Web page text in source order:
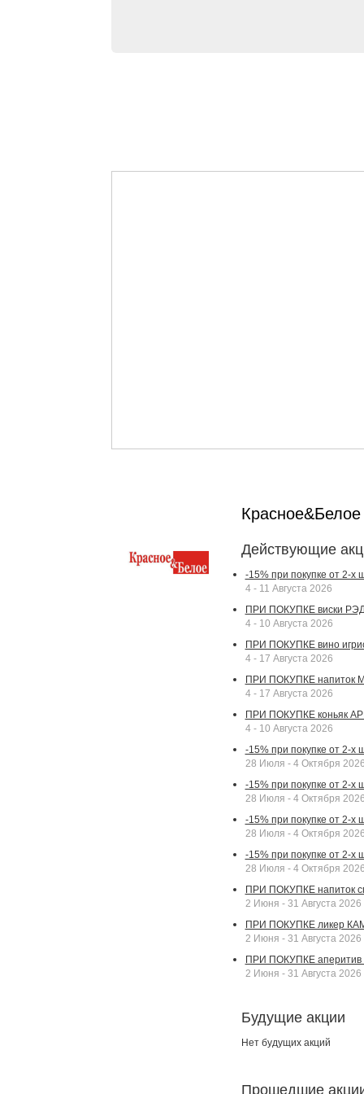
Действующие
-15% при покупке от 2-
4 - 11 Августа 2026
ПРИ ПОКУПКЕ виски
4 - 10 Августа 2026
ПРИ ПОКУПКЕ вино
4 - 17 Августа 2026
ПРИ ПОКУПКЕ напиток
4 - 17 Августа 2026
ПРИ ПОКУПКЕ коньяк
4 - 10 Августа 2026
-15% при покупке от 2-х
28 Июля - 4 Октября
-15% при покупке от 2-х
28 Июля - 4 Октября
-15% при покупке от 2-х
28 Июля - 4 Октября
-15% при покупке от 2-х
28 Июля - 4 Октября
ПРИ ПОКУПКЕ напиток
2 Июня - 31 Августа 2026
ПРИ ПОКУПКЕ ликер
2 Июня - 31 Августа 2026
ПРИ ПОКУПКЕ аперитив
2 Июня - 31 Августа 2026
Будущие акции
Нет будущих акций
Прошедшие